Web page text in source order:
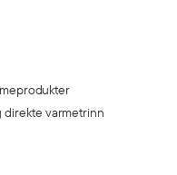
direkte varmetrinn